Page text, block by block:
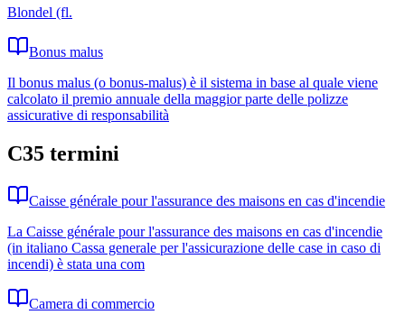
Blondel (fl.
Bonus malus
Il bonus malus (o bonus-malus) è il sistema in base al quale viene
calcolato il premio annuale della maggior parte delle polizze
assicurative di responsabilità
C35 termini
Caisse générale pour l'assurance des maisons en cas d'incendie
La Caisse générale pour l'assurance des maisons en cas d'incendie
(in italiano Cassa generale per l'assicurazione delle case in caso di
incendi) è stata una com
Camera di commercio